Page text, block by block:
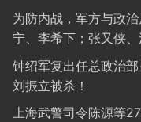
为防内战，军方与政
宁、李希下；张又侠
钟绍军复出任总政治
刘振立被杀！
上海武警司令陈源等